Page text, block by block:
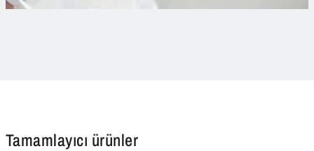
Tamamlayıcı ürünler